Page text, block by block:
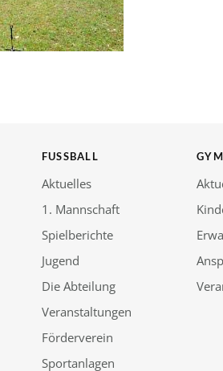
FUSSBALL
Aktuelles
1. Mannschaft
Spielberichte
Jugend
Die Abteilung
Veranstaltungen
Förderverein
Sportanlagen